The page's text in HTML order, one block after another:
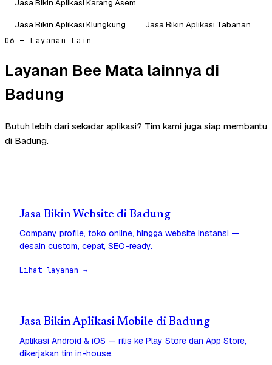
Jasa Bikin Aplikasi Karang Asem
Jasa Bikin Aplikasi Klungkung
Jasa Bikin Aplikasi Tabanan
06 — Layanan Lain
Layanan Bee Mata lainnya di
Badung
Butuh lebih dari sekadar aplikasi? Tim kami juga siap membantu
di Badung.
Jasa Bikin Website di Badung
Company profile, toko online, hingga website instansi —
desain custom, cepat, SEO-ready.
Lihat layanan →
Jasa Bikin Aplikasi Mobile di Badung
Aplikasi Android & iOS — rilis ke Play Store dan App Store,
dikerjakan tim in-house.